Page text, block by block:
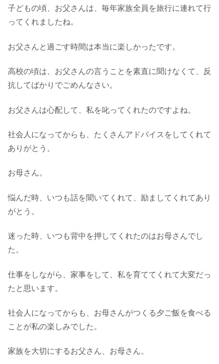
子どもの頃、お父さんは、毎年家族全員を旅行に連れて行
ってくれましたね。
お父さんと過ごす時間は本当に楽しかったです。
高校の頃は、お父さんの言うことを素直に聞けなくて、反
抗してばかりでごめんなさい。
お父さんは心配して、私を叱ってくれたのですよね。
社会人になってからも、たくさんアドバイスをしてくれて
ありがとう。
お母さん。
悩んだ時、いつも話を聞いてくれて、励ましてくれてあり
がとう。
迷った時、いつも背中を押してくれたのはお母さんでし
た。
仕事をしながら、家事をして、私を育ててくれて大変だっ
たと思います。
社会人になってからも、お母さんがつくる夕ご飯を食べる
ことが私の楽しみでした。
家族を大切にするお父さん、お母さん。